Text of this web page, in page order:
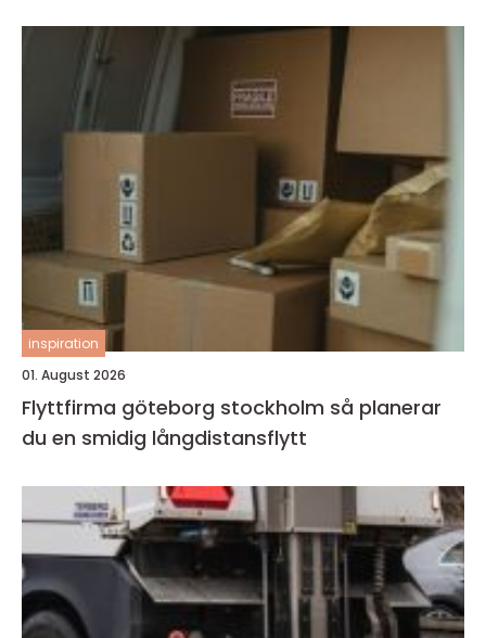
inspiration
01. August 2026
Flyttfirma göteborg stockholm så planerar
du en smidig långdistansflytt